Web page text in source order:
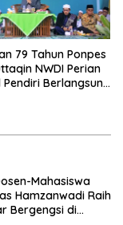
79 Tahun Ponpes
NWDI Perian
Pendiri Berlangsung
Mahasiswa
Hamzanwadi Raih
Bergengsi di